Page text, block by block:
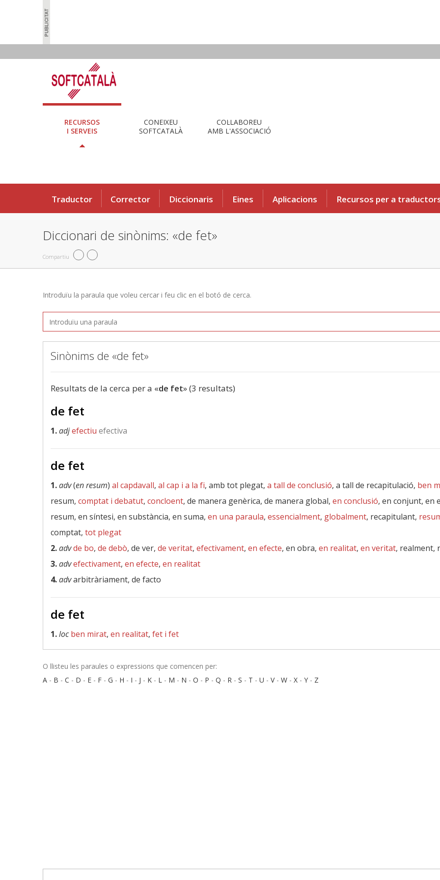
RECURSOS
I SERVEIS
CONEIXEU
SOFTCATALÀ
COL·LABOREU
AMB L'ASSOCIACIÓ
Traductor Corrector Diccionaris Eines Aplicacions Recursos per a
Diccionari de sinònims: «de fet»
Compartiu
Introduïu la paraula que voleu cercar i feu clic en el botó de cerca.
Sinònims de «de fet»
Resultats de la cerca per a «de fet» (3 resultats)
de fet
1.adjefectiu efectiva
de fet
1.adv(en resum) al capdavall, al cap i a la fi, amb tot plegat, a tall de conclusió, a tall de recapitulació, ben
resum, comptat i debatut, concloent, de manera genèrica, de manera global, en conclusió, en conjunt, en
resum, en síntesi, en substància, en suma, en una paraula, essencialment, globalment, recapitulant,
comptat, tot plegat
2.advde bo, de debò, de ver, de veritat, efectivament, en efecte, en obra, en realitat, en veritat, realment,
3.advefectivament, en efecte, en realitat
4.advarbitràriament, de facto
de fet
1.loc ben mirat, en realitat, fet i fet
O llisteu les paraules o expressions que comencen per:
A - B - C - D - E - F - G - H - I - J - K - L - M - N - O - P - Q - R - S - T - U - V- W - X - Y - Z